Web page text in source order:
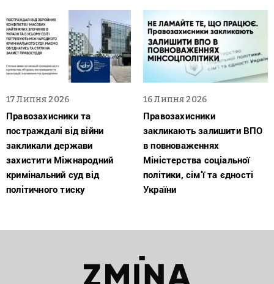
17 Липня 2026
Правозахисники та
постраждалі від війни
закликали держави
захистити Міжнародний
кримінальний суд від
політичного тиску
16 Липня 2026
Правозахисники
закликають залишити ВПО
в повноваженнях
Міністерства соціальної
політики, сім’ї та єдності
України